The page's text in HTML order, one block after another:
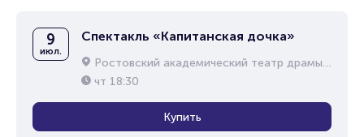
9
июл.
Спектакль «Капитанская дочка»
Ростовский академический театр драмы им. М.Горького
чт 18:30
Купить